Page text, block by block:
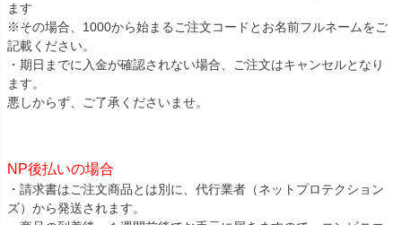
ます
※その場合、1000から始まるご注文コードとお名前フルネームをご
記載ください。
・期日までに入金が確認されない場合、ご注文はキャンセルとなり
ます。
悪しからず、ご了承くださいませ。
NP後払いの場合
・請求書はご注文商品とは別に、代行業者（ネットプロテクション
ズ）から発送されます。